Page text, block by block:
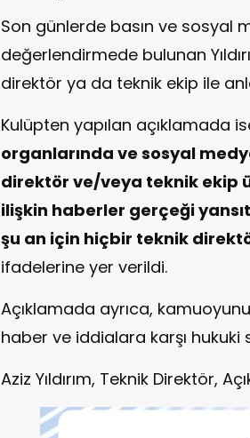
Son günlerde basın ve sosyal
değerlendirmede bulunan
direktör ya da teknik ekip ile
Kulüpten yapılan açıklamada
organlarında ve sosyal
direktör ve/veya teknik ekip
ilişkin haberler gerçeği
şu an için hiçbir teknik
ifadelerine yer verildi.
Açıklamada ayrıca,
haber ve iddialara karşı
Aziz Yıldırım, Teknik Direktör,